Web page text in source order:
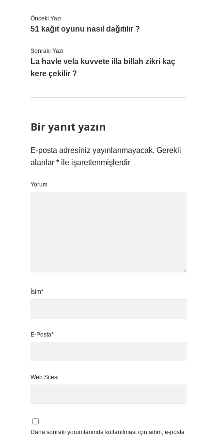
Önceki Yazı
51 kağıt oyunu nasıl dağıtılır ?
Sonraki Yazı
La havle vela kuvvete illa billah zikri kaç
kere çekilir ?
Bir yanıt yazın
E-posta adresiniz yayınlanmayacak. Gerekli
alanlar * ile işaretlenmişlerdir
Yorum
İsim*
E-Posta*
Web Sitesi
Daha sonraki yorumlarımda kullanılması için adım, e-posta